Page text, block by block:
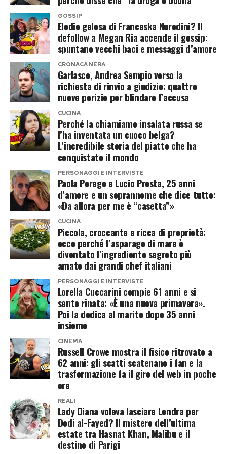
Secondo alcune ricostruzioni, Diana avrebbe
iniziato a pensare seriamente a una vita lontano
dal Regno Unito, almeno per parte dell’anno. La
destinazione sarebbe stata Malibu, dove Dodi
possedeva una villa affacciata sull’oceano.
Nel 2003 l’ex maggiordomo Paul Burrell
raccontò ad Abc News di aver visto i progetti
della casa insieme a Diana. Secondo il suo
racconto, la principessa immaginava un futuro in
California, con William e Harry accanto a lei nei
periodi liberi dagli impegni scolastici.
Un dettaglio che oggi suona quasi profetico,
considerando che molti anni dopo sarebbe stato
proprio Harry a trasferirsi negli Stati Uniti.
Perché proprio Dodi al-Fayed?
Non tutti credono che la relazione con Dodi
fosse nata come grande amore.
Secondo Judy Wade, Diana potrebbe essersi
avvicinata a lui anche per provocare Hasnat
Khan. Dodi aveva yacht, jet privati e una vita
perfetta per attirare i paparazzi. Mostrarsi felice
accanto a lui avrebbe potuto essere anche un
modo per far ingelosire l’ex.
Questo, però, non esclude che una storia nata
forse come ripicca possa essere diventata
Per questo quel «O forse sì…» è sembrato a
molti molto più di una semplice battuta.
Naturalmente, al momento non esiste alcuna
conferma della gravidanza e nessuno dei due ha
annunciato un secondo bebè.
Punta Ala, Clara Isabel e la famiglia
al completo
Le immagini pubblicate da Cecilia raccontano
soprattutto una vacanza serena. La coppia
appare immersa nella quotidianità familiare, tra
momenti con Clara Isabel, relax e tempo
trascorso insieme lontano dagli impegni.
Proprio questa atmosfera ha reso il commento
di Ignazio ancora più sospetto agli occhi dei fan.
In un contesto già così domestico e familiare,
l’idea di un nuovo arrivo è sembrata
immediatamente credibile.
Ma il gossip, come spesso accade, è corso
molto più veloce dei fatti.
Le foto in bikini frenano i fan
A raffreddare l’entusiasmo sono state le
immagini pubblicate successivamente da
Cecilia.
Nelle foto in piscina, la sorella di Belén mostra
un addome tonico e piatto, dettaglio che ha
GOSSIP
Elodie gelosa di Franceska Nuredini? Il
defollow a Megan Ria accende il gossip:
spuntano vecchi baci e messaggi d’amore
CRONACA NERA
Garlasco, Andrea Sempio verso la
richiesta di rinvio a giudizio: quattro
nuove perizie per blindare l’accusa
CUCINA
Perché la chiamiamo insalata russa se
l’ha inventata un cuoco belga?
L’incredibile storia del piatto che ha
conquistato il mondo
PERSONAGGI E INTERVISTE
Paola Perego e Lucio Presta, 25 anni
d’amore e un soprannome che dice tutto:
«Da allora per me è “casetta”»
CUCINA
Piccola, croccante e ricca di proprietà:
ecco perché l’asparago di mare è
diventato l’ingrediente segreto più
amato dai grandi chef italiani
PERSONAGGI E INTERVISTE
Lorella Cuccarini compie 61 anni e si
sente rinata: «È una nuova primavera».
Poi la dedica al marito dopo 35 anni
insieme
CINEMA
Russell Crowe mostra il fisico ritrovato a
62 anni: gli scatti scatenano i fan e la
trasformazione fa il giro del web in poche
ore
REALI
Lady Diana voleva lasciare Londra per
Dodi al-Fayed? Il mistero dell’ultima
estate tra Hasnat Khan, Malibu e il
destino di Parigi